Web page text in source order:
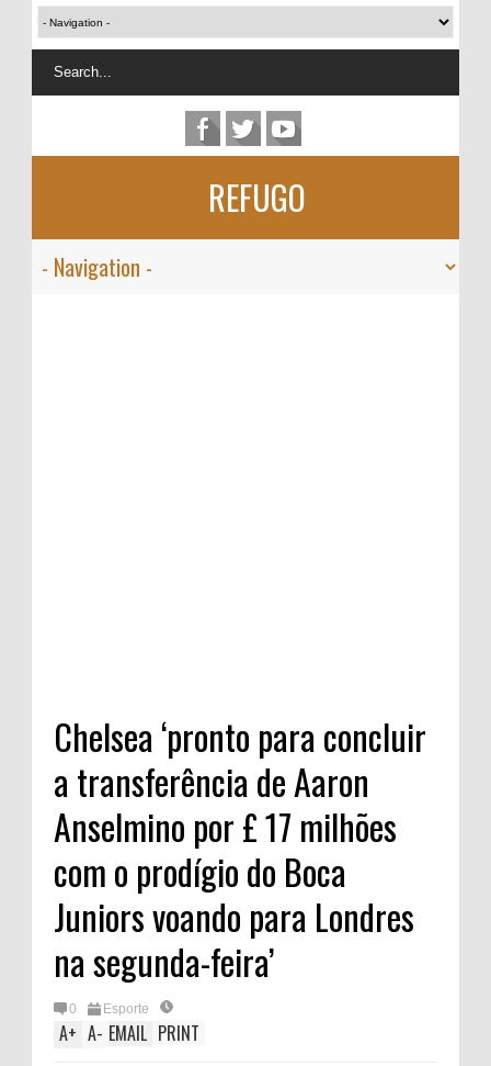
REFUGO
Chelsea ‘pronto para concluir
a transferência de Aaron
Anselmino por £ 17 milhões
com o prodígio do Boca
Juniors voando para Londres
na segunda-feira’
0 Esporte
A+ A- EMAIL PRINT